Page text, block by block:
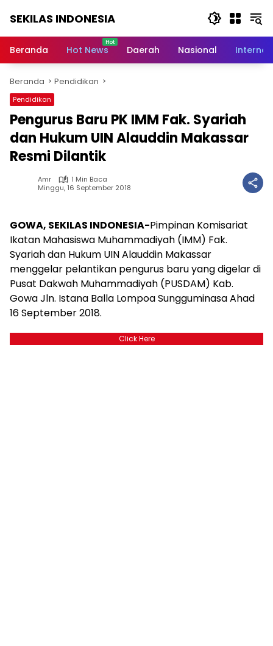
SEKILAS INDONESIA
Terkini,
Latest
World,
Headlines,
News
Today
Beranda Hot News Daerah Nasional
Beranda Pendidikan
Pendidikan
Pengurus Baru PK IMM Fak. Syariah
dan Hukum UIN Alauddin Makassar
Resmi Dilantik
Amr
1 Min Baca
Minggu, 16 September 2018
GOWA, SEKILAS INDONESIA-Pimpinan Komisariat
Ikatan Mahasiswa Muhammadiyah (IMM) Fak.
Syariah dan Hukum UIN Alauddin Makassar
menggelar pelantikan pengurus baru yang digelar di
Pusat Dakwah Muhammadiyah (PUSDAM) Kab.
Gowa Jln. Istana Balla Lompoa Sungguminasa Ahad
16 September 2018.
Click Here